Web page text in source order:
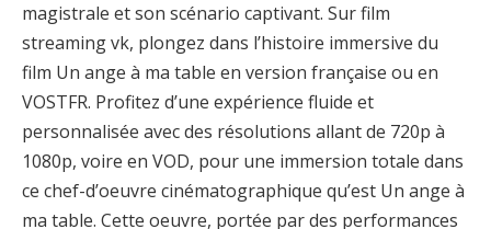
magistrale et son scénario captivant. Sur film
streaming vk, plongez dans l’histoire immersive du
film Un ange à ma table en version française ou en
VOSTFR. Profitez d’une expérience fluide et
personnalisée avec des résolutions allant de 720p à
1080p, voire en VOD, pour une immersion totale dans
ce chef-d’oeuvre cinématographique qu’est Un ange à
ma table. Cette oeuvre, portée par des performances